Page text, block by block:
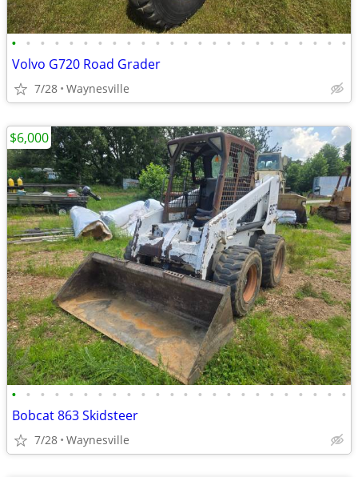
• • • • • • • • • • • • • • • • • • • • • • • •
Volvo G720 Road Grader
7/28 Waynesville
• • • • • • • • • • • • • • • • • • • • • • • •
Bobcat 863 Skidsteer
7/28 Waynesville
$6,000